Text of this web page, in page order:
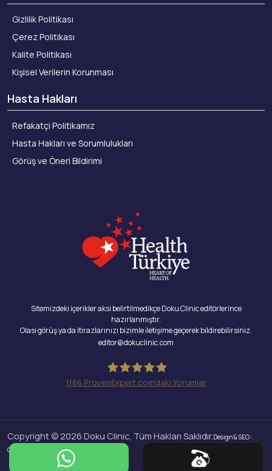
Gizlilik Politikası
Çerez Politikası
Kalite Politikası
Kişisel Verilerin Korunması
Hasta Hakları
Refakatçi Politikamız
Hasta Hakları ve Sorumlulukları
Görüş ve Öneri Bildirimi
Sitemizdeki içerikler aksi belirtilmedikçe Doku Clinic editörlerince
hazırlanmıştır.
Olası görüş ya da itirazlarınızı bizimle iletişime geçerek bildirebilirsiniz.
editor@dokuclinic.com
1166 ProvenExpert.com'daki Yorumlar
Copyright © 2026 Doku Clinic, Tüm Hakları Saklıdır. Design & SEO :
Crabs Media